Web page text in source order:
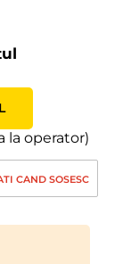
la operator)
CAND SOSESC